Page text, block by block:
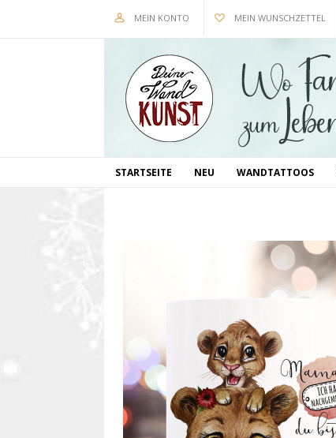
MEIN KONTO MEIN WUNSCHZETTEL
STARTSEITE NEU WANDTATTOOS